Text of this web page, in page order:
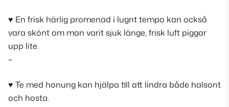
♥︎ En frisk härlig promenad i lugnt tempo kan också
vara skönt om man varit sjuk länge, frisk luft piggar
upp lite.
–
♥︎ Te med honung kan hjälpa till att lindra både halsont
och hosta.